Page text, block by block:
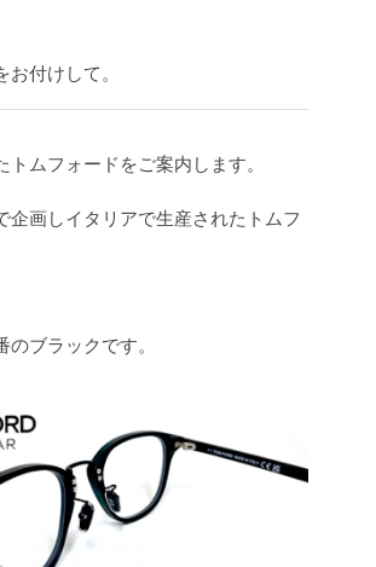
お付けして。
トムフォードをご案内します。
企画しイタリアで生産されたトムフ
のブラックです。